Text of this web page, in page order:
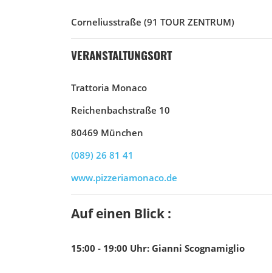
Corneliusstraße (91 TOUR ZENTRUM)
VERANSTALTUNGSORT
Trattoria Monaco
Reichenbachstraße 10
80469 München
(089) 26 81 41
www.pizzeriamonaco.de
Auf einen Blick :
15:00 - 19:00 Uhr: Gianni Scognamiglio